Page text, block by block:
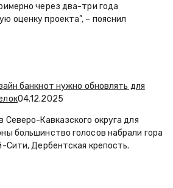
через два-три года
оценку проекта”, – пояснил
банкнот нужно обновлять для
04.12.2025
Северо-Кавказского округа для
большинство голосов набрали гора
Сити, Дербентская крепость.